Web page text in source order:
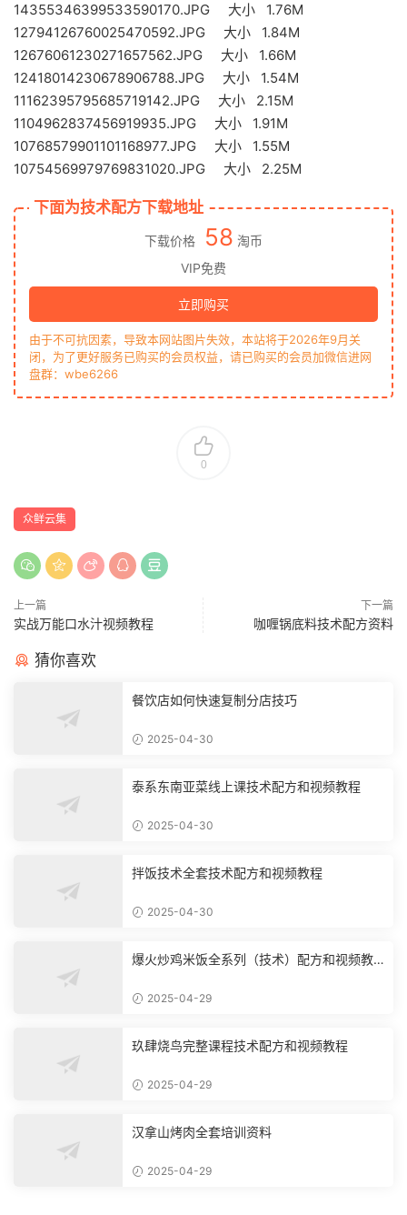
14355346399533590170.JPG 大小 1.76M
12794126760025470592.JPG 大小 1.84M
12676061230271657562.JPG 大小 1.66M
12418014230678906788.JPG 大小 1.54M
11162395795685719142.JPG 大小 2.15M
1104962837456919935.JPG 大小 1.91M
10768579901101168977.JPG 大小 1.55M
10754569979769831020.JPG 大小 2.25M
下面为技术配方下载地址
下载价格 58 淘币
VIP免费
立即购买
由于不可抗因素，导致本网站图片失效，本站将于2026年9月关
闭，为了更好服务已购买的会员权益，请已购买的会员加微信进网
盘群：wbe6266
0
众鲜云集
上一篇
实战万能口水汁视频教程
下一篇
咖喱锅底料技术配方资料
猜你喜欢
餐饮店如何快速复制分店技巧
2025-04-30
泰系东南亚菜线上课技术配方和视频教程
2025-04-30
拌饭技术全套技术配方和视频教程
2025-04-30
爆火炒鸡米饭全系列（技术）配方和视频教
2025-04-29
玖肆烧鸟完整课程技术配方和视频教程
2025-04-29
汉拿山烤肉全套培训资料
2025-04-29